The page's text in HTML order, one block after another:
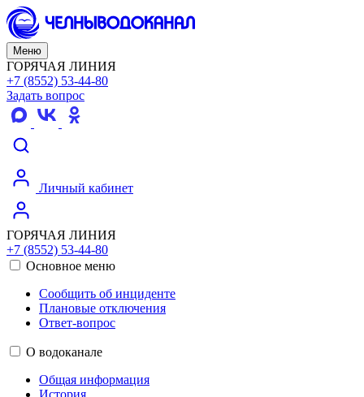
Меню
ГОРЯЧАЯ ЛИНИЯ
+7 (8552) 53-44-80
Задать вопрос
Личный кабинет
ГОРЯЧАЯ ЛИНИЯ
+7 (8552) 53-44-80
Основное меню
Сообщить об инциденте
Плановые отключения
Ответ-вопрос
О водоканале
Общая информация
История